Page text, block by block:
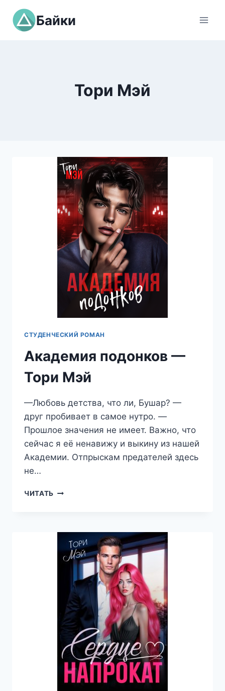
Перейти
содержимому
Байки
Тори Мэй
СТУДЕНЧЕСКИЙ РОМАН
Академия подонков —
Тори Мэй
—Любовь детства, что ли, Бушар? —
друг пробивает в самое нутро. —
Прошлое значения не имеет. Важно, что
сейчас я её ненавижу и выкину из нашей
Академии. Отпрыскам предателей здесь
не…
ЧИТАТЬ АКАДЕМИЯ
МЭЙ